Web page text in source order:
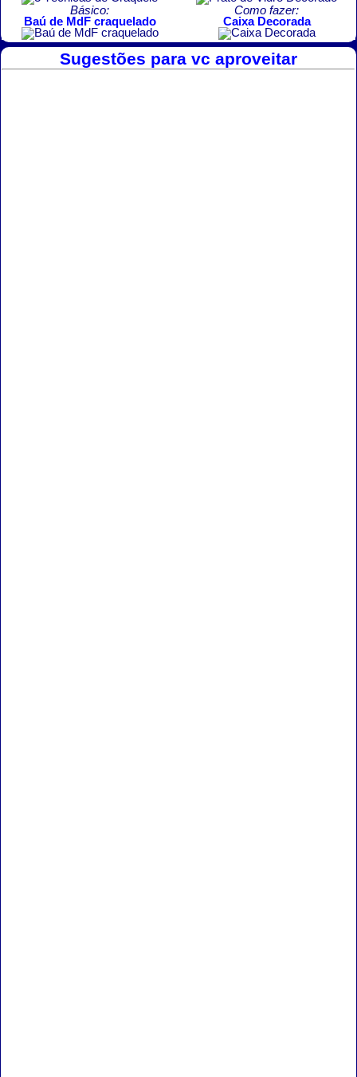
Básico:
Baú de MdF craquelado
Como fazer:
Caixa Decorada
Sugestões para vc aproveitar